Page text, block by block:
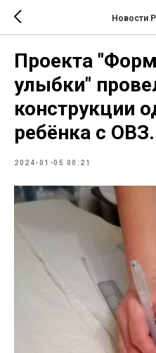
Новости
Проекта
улыбки"
конструкции
ребёнка с ОВЗ.
2024-01-05 00:21